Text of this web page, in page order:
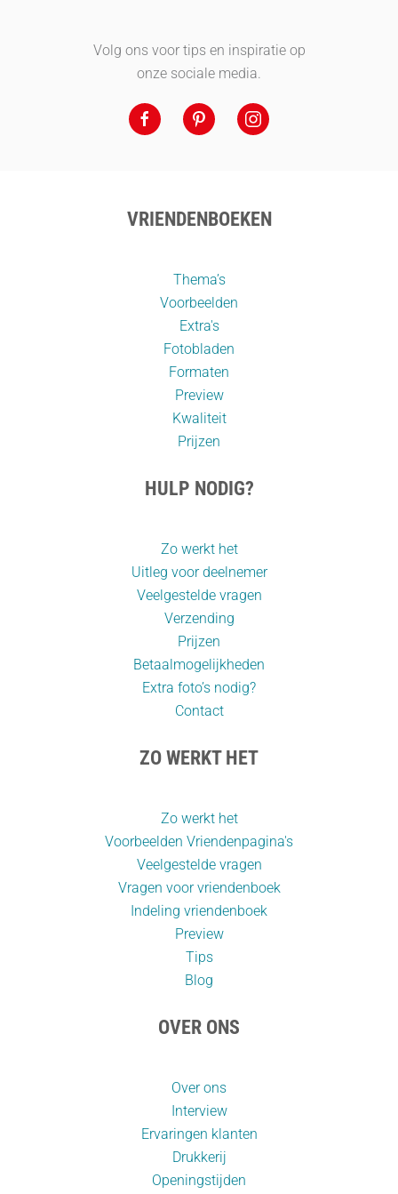
Volg ons voor tips en inspiratie op
onze sociale media.
VRIENDENBOEKEN
Thema’s
Voorbeelden
Extra's
Fotobladen
Formaten
Preview
Kwaliteit
Prijzen
HULP NODIG?
Zo werkt het
Uitleg voor deelnemer
Veelgestelde vragen
Verzending
Prijzen
Betaalmogelijkheden
Extra foto’s nodig?
Contact
ZO WERKT HET
Zo werkt het
Voorbeelden Vriendenpagina's
Veelgestelde vragen
Vragen voor vriendenboek
Indeling vriendenboek
Preview
Tips
Blog
OVER ONS
Over ons
Interview
Ervaringen klanten
Drukkerij
Openingstijden